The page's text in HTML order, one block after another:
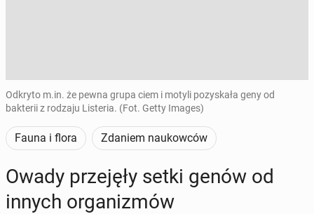
Odkryto m.in. że pewna grupa ciem i motyli pozyskała geny od
bakterii z rodzaju Listeria. (Fot. Getty Images)
Fauna i flora Zdaniem naukowców
Owady prze­ję­ły setki genów od
innych or­ga­ni­zmów